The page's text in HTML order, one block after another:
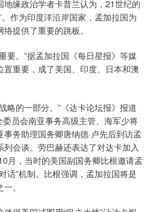
缘政治学者卡普兰认为，21世纪的
作为印度洋沿岸国家，孟加拉国为
提供了重要的跳板。
。”据孟加拉国《每日星报》等媒
重要，成了美国、印度、日本和澳
的一部分。”《达卡论坛报》报道
员会南亚事务高级主管、海军少将
务助理国务卿唐纳德·卢先后到访孟
会谈。劳巴赫还表达了对达卡加入
月，当时的美国副国务卿比根邀请孟
话”机制。比根强调，孟加拉国将是
。